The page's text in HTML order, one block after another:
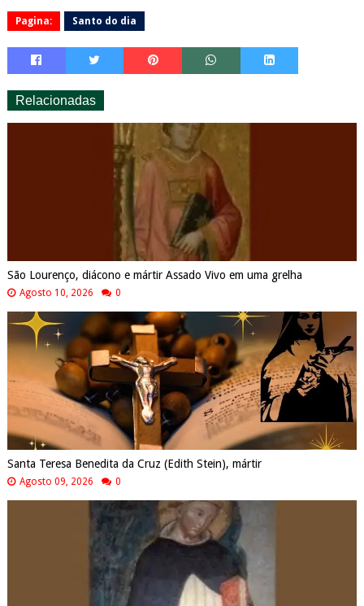
Pagina: Santo do dia
Relacionadas
São Lourenço, diácono e mártir Assado Vivo em uma grelha
Agosto 10, 2026 0
Santa Teresa Benedita da Cruz (Edith Stein), mártir
Agosto 09, 2026 0